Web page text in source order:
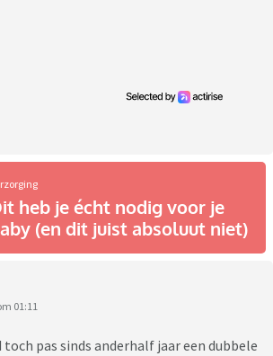
heb je écht nodig voor je
(en dit juist absoluut niet)
01:11
toch pas sinds anderhalf jaar een dubbele